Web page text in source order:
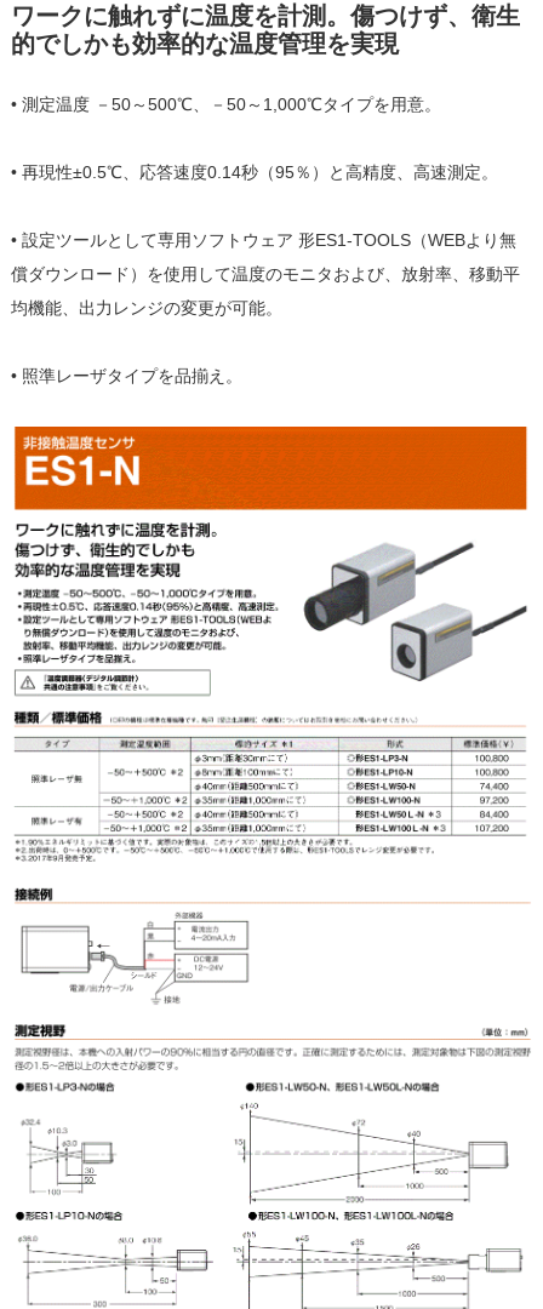
ワークに触れずに温度を計測。傷つけず、衛生
的でしかも効率的な温度管理を実現
• 測定温度 －50～500℃、－50～1,000℃タイプを用意。
• 再現性±0.5℃、応答速度0.14秒（95％）と高精度、高速測定。
• 設定ツールとして専用ソフトウェア 形ES1-TOOLS（WEBより無
償ダウンロード）を使用して温度のモニタおよび、放射率、移動平
均機能、出力レンジの変更が可能。
• 照準レーザタイプを品揃え。